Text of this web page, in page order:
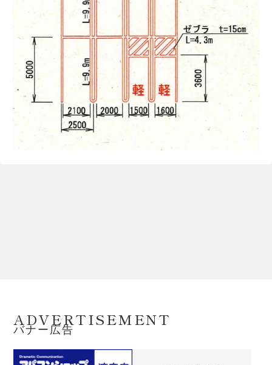
ADVERTISEMENT
バナー広告